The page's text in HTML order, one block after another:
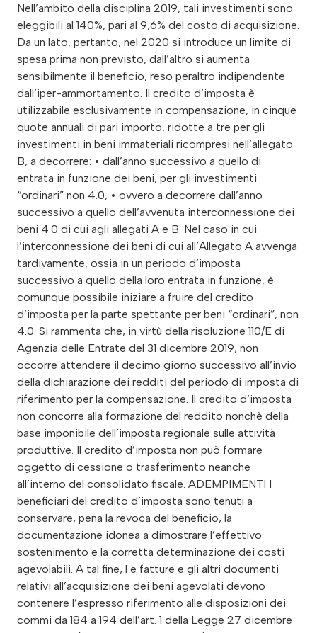
Nell’ambito della disciplina 2019, tali investimenti sono
eleggibili al 140%, pari al 9,6% del costo di acquisizione.
Da un lato, pertanto, nel 2020 si introduce un limite di
spesa prima non previsto, dall’altro si aumenta
sensibilmente il beneficio, reso peraltro indipendente
dall’iper-ammortamento. Il credito d’imposta è
utilizzabile esclusivamente in compensazione, in cinque
quote annuali di pari importo, ridotte a tre per gli
investimenti in beni immateriali ricompresi nell’allegato
B, a decorrere: • dall’anno successivo a quello di
entrata in funzione dei beni, per gli investimenti
“ordinari” non 4.0, • ovvero a decorrere dall’anno
successivo a quello dell’avvenuta interconnessione dei
beni 4.0 di cui agli allegati A e B. Nel caso in cui
l’interconnessione dei beni di cui all’Allegato A avvenga
tardivamente, ossia in un periodo d’imposta
successivo a quello della loro entrata in funzione, è
comunque possibile iniziare a fruire del credito
d’imposta per la parte spettante per beni “ordinari”, non
4.0. Si rammenta che, in virtù della risoluzione 110/E di
Agenzia delle Entrate del 31 dicembre 2019, non
occorre attendere il decimo giorno successivo all’invio
della dichiarazione dei redditi del periodo di imposta di
riferimento per la compensazione. Il credito d’imposta
non concorre alla formazione del reddito nonchè della
base imponibile dell’imposta regionale sulle attività
produttive. Il credito d’imposta non può formare
oggetto di cessione o trasferimento neanche
all’interno del consolidato fiscale. ADEMPIMENTI I
beneficiari del credito d’imposta sono tenuti a
conservare, pena la revoca del beneficio, la
documentazione idonea a dimostrare l’effettivo
sostenimento e la corretta determinazione dei costi
agevolabili. A tal fine, l e fatture e gli altri documenti
relativi all’acquisizione dei beni agevolati devono
contenere l’espresso riferimento alle disposizioni dei
commi da 184 a 194 dell’art. 1 della Legge 27 dicembre